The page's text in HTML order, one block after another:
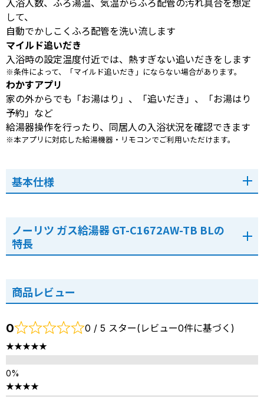
入浴人数、ふろ湯温、気温からふろ配管の汚れ具合を想定
して、
自動でかしこくふろ配管を洗い流します
マイルド追いだき
入浴時の設定温度付近では、熱すぎない追いだきをします
※条件によって、「マイルド追いだき」にならない場合があります。
わかすアプリ
家の外からでも「お湯はり」、「追いだき」、「お湯はり
予約」など
給湯器操作を行ったり、同居人の入浴状況を確認できます
※本アプリに対応した給湯機器・リモコンでご利用いただけます。
基本仕様
ノーリツ ガス給湯器 GT-C1672AW-TB BLの
特長
商品レビュー
0 0 / 5 スター(レビュー0件に基づく)
★★★★★
★★★★